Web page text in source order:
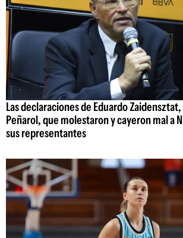
Las declaraciones de Eduardo
Peñarol, que molestaron y cayeron mal a
sus representantes